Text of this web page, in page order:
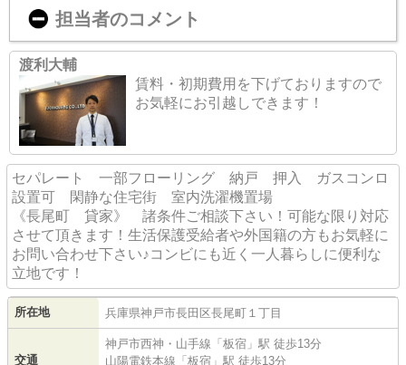
担当者のコメント
渡利大輔
賃料・初期費用を下げておりますので
お気軽にお引越しできます！
セパレート 一部フローリング 納戸 押入 ガスコンロ
設置可 閑静な住宅街 室内洗濯機置場
《長尾町 貸家》 諸条件ご相談下さい！可能な限り対応
させて頂きます！生活保護受給者や外国籍の方もお気軽に
お問い合わせ下さい♪コンビにも近く一人暮らしに便利な
立地です！
所在地 兵庫県神戸市長田区長尾町 １丁目
交通
神戸市西神・山手線 「 板宿 」駅 徒歩13分
山陽電鉄本線 「 板宿 」駅 徒歩13分